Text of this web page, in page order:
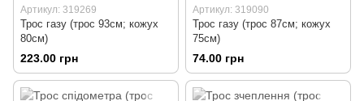
Артикул: 319269
Трос газу (трос 93см; кожух
80см)
223.00 грн
Артикул: 319090
Трос газу (трос 87см; кожух
75см)
74.00 грн